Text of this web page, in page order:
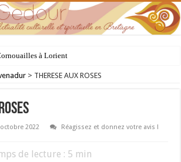
de Dol, père de la Bretagne chrétienne
> THERESE AUX ROSES
2022
Réagissez et donnez votre avis !
de lecture : 5 min